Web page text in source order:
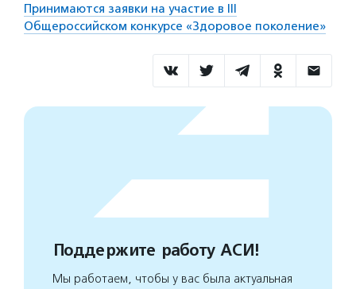
Принимаются заявки на участие в III
Общероссийском конкурсе «Здоровое поколение»
Поддержите работу АСИ!
Мы работаем, чтобы у вас была актуальная